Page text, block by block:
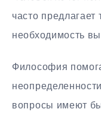
часто
необходимость
Философия
вопросы имеют